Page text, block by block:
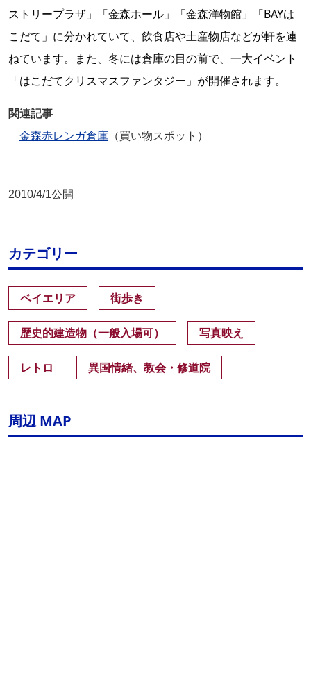
ストリープラザ」「金森ホール」「金森洋物館」「BAYは
こだて」に分かれていて、飲食店や土産物店などが軒を連
ねています。また、冬には倉庫の目の前で、一大イベント
「はこだてクリスマスファンタジー」が開催されます。
関連記事
金森赤レンガ倉庫 （買い物スポット）
2010/4/1公開
カテゴリー
ベイエリア 街歩き
歴史的建造物（一般入場可） 写真映え
レトロ 異国情緒、教会・修道院
周辺 MAP